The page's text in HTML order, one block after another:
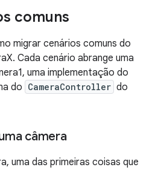
comuns
migrar cenários comuns do
Cada cenário abrange uma
uma implementação do
do CameraController do
câmera
uma das primeiras coisas que